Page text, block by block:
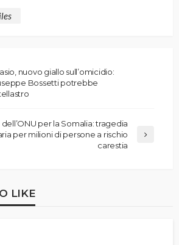
nuovo giallo sull’omicidio:
Bossetti potrebbe
per la Somalia: tragedia
per milioni di persone a rischio
carestia
LIKE